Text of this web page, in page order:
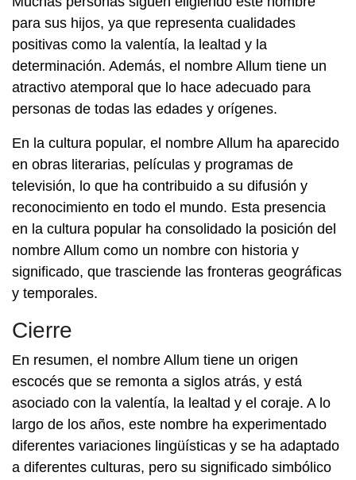
para sus hijos, ya que representa cualidades
positivas como la valentía, la lealtad y la
determinación. Además, el nombre Allum tiene un
atractivo atemporal que lo hace adecuado para
personas de todas las edades y orígenes.
En la cultura popular, el nombre Allum ha aparecido
en obras literarias, películas y programas de
televisión, lo que ha contribuido a su difusión y
reconocimiento en todo el mundo. Esta presencia
en la cultura popular ha consolidado la posición del
nombre Allum como un nombre con historia y
significado, que trasciende las fronteras geográficas
y temporales.
Cierre
En resumen, el nombre Allum tiene un origen
escocés que se remonta a siglos atrás, y está
asociado con la valentía, la lealtad y el coraje. A lo
largo de los años, este nombre ha experimentado
diferentes variaciones lingüísticas y se ha adaptado
a diferentes culturas, pero su significado simbólico